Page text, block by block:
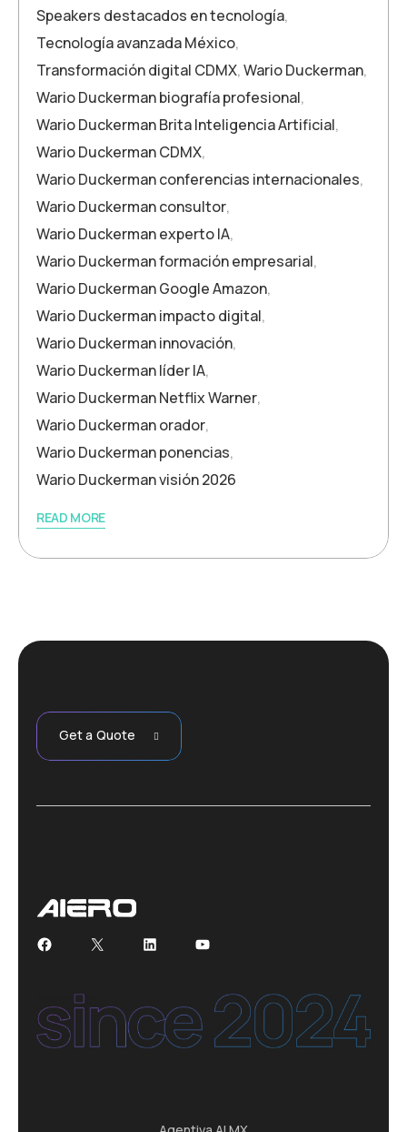
Speakers destacados en tecnología,
Tecnología avanzada México,
Transformación digital CDMX,Wario Duckerman,
Wario Duckerman biografía profesional,
Wario Duckerman Brita Inteligencia Artificial,
Wario Duckerman CDMX,
Wario Duckerman conferencias internacionales,
Wario Duckerman consultor,
Wario Duckerman experto IA,
Wario Duckerman formación empresarial,
Wario Duckerman Google Amazon,
Wario Duckerman impacto digital,
Wario Duckerman innovación,
Wario Duckerman líder IA,
Wario Duckerman Netflix Warner,
Wario Duckerman orador,
Wario Duckerman ponencias,
Wario Duckerman visión 2026
READ MORE
Get a Quote
Facebook
X LinkedInYouTube